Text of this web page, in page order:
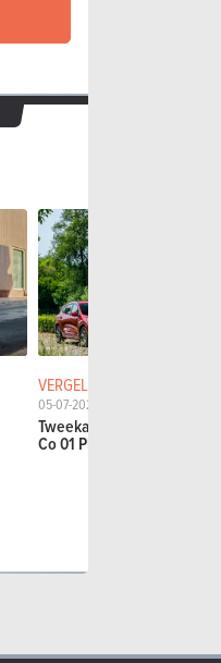
VERGELIJKENDE TESTS
05-07-2021
Tweekamp: Ford Kuga 2.5i
Co 01 Plug-In Hybrid